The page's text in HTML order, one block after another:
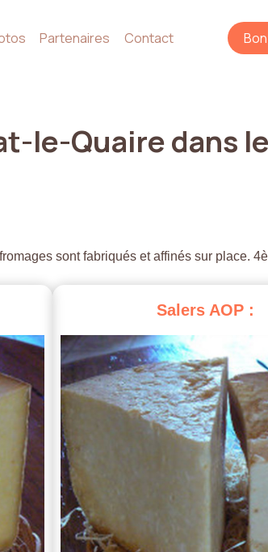
Partenaires Contact
le-Quairedans le
sont fabriqués et affinés sur place.
Salers AOP :